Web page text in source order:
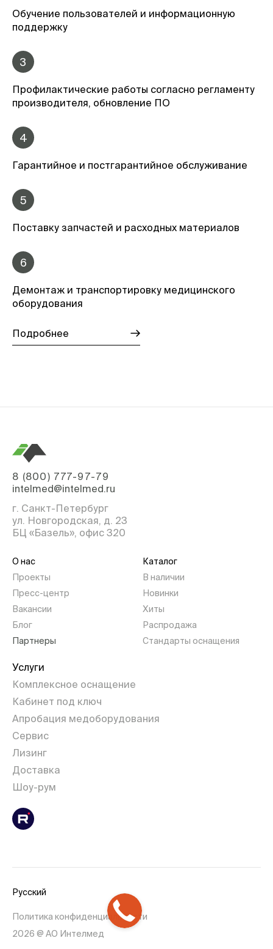
Обучение пользователей и информационную
поддержку
3
Профилактические работы согласно регламенту
производителя, обновление ПО
4
Гарантийное и постгарантийное обслуживание
5
Поставку запчастей и расходных материалов
6
Демонтаж и транспортировку медицинского
оборудования
Подробнее
8 (800) 777-97-79
intelmed@intelmed.ru
г. Санкт-Петербург
ул. Новгородская, д. 23
БЦ «Базель», офис 320
О нас
Проекты
Пресс-центр
Вакансии
Блог
Партнеры
Каталог
В наличии
Новинки
Хиты
Распродажа
Стандарты оснащения
Услуги
Комплексное оснащение
Кабинет под ключ
Апробация медоборудования
Сервис
Лизинг
Доставка
Шоу-рум
Русский
Политика конфиденциальности
2026 @ АО Интелмед